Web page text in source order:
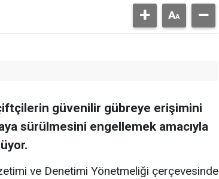
güvenilir gübreye erişimini
sürülmesini engellemek amacıyla
ve Denetimi Yönetmeliği çerçevesinde